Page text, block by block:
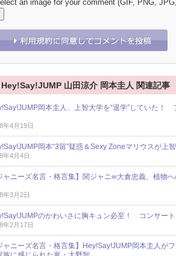
an image for your comment (GIF, PNG,
Hey!Say!JUMP 山田涼介 岡本圭人 関連記事
岡本圭人、上智大学を“退学”していた！
年4月19日
岡本“3留”疑惑＆Sexy Zoneマリウスが
年4月4日
ャニーズ名言・格言集】関ジャニ∞大倉忠義、植物
年3月2日
のかわいさに胸キュン必至！ コンサー
年2月17日
ャニーズ名言・格言集】Hey!Say!JUMP岡本圭人が